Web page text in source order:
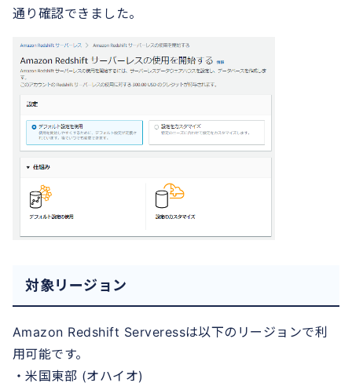
通り確認できました。
対象リージョン
Amazon Redshift Serveressは以下のリージョンで利
用可能です。
・米国東部 (オハイオ)